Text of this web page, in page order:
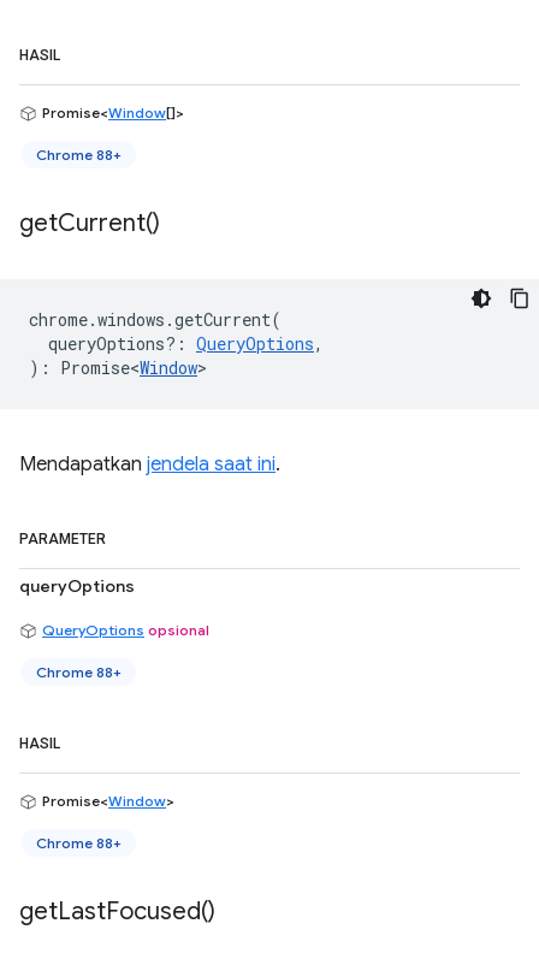
HASIL
Promise<Window[]>
Chrome 88+
getCurrent()
chrome.windows .getCurrent(
queryOptions? : QueryOptions,
) : Promise<Window>
Mendapatkan jendela saat ini.
PARAMETER
queryOptions
QueryOptions opsional
Chrome 88+
HASIL
Promise<Window>
Chrome 88+
getLastFocused()